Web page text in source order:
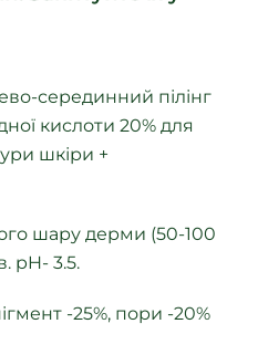
серединний пілінг
кислоти 20% для
шкіри +
шару дерми (50-100
pH- 3.5.
-25%, пори -20%